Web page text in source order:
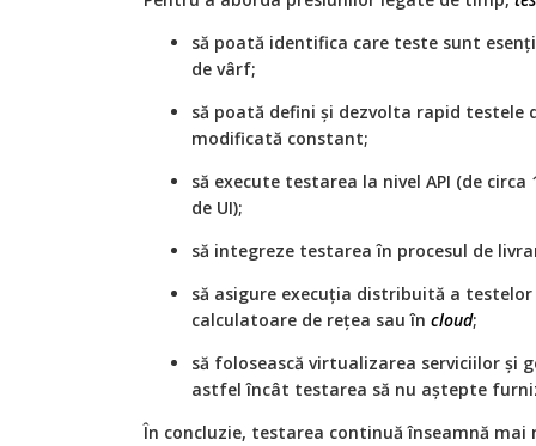
să poată identifica care teste sunt
de vârf;
să poată defini și dezvolta rapid testele
modificată constant;
să execute testarea la nivel API (de
de UI);
să integreze testarea în procesul de
să asigure execuția distribuită a
calculatoare de rețea sau în cloud;
să folosească virtualizarea serviciilor și
astfel încât testarea să nu aștepte
În concluzie, testarea continuă înseamnă